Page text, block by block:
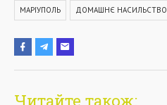
МАРІУПОЛЬ ДОМАШНЄ НАСИЛЬСТВО
Читайте також: